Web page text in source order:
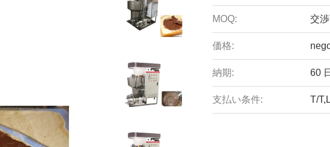
MOQ: 交
価格:
納期: 60 日
支払い条件: T/